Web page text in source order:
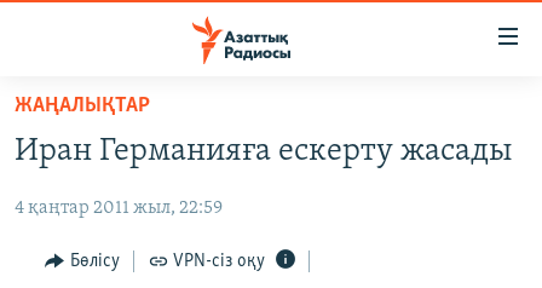
Skip
main
Skip
САЯСАТ
AZATTYQTV
ҚАҢТАР ОҚИҒАСЫ
ЖАҢАЛЫҚТАР
Иран Германияға ескерту жасады
4 қаңтар 2011 жыл, 22:59
Бөлісу VPN-сіз оқу